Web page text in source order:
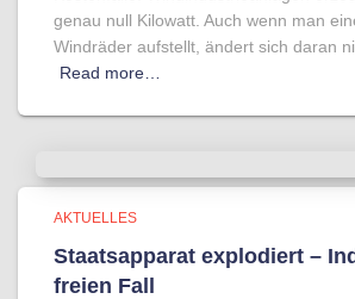
genau null Kilowatt. Auch wenn man
Windräder aufstellt, ändert sich daran
Read more…
AKTUELLES
Staatsapparat explodiert –
freien Fall